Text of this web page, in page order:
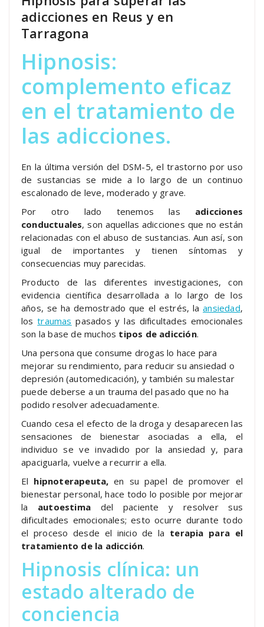
adicciones en Reus y en
Tarragona
Hipnosis:
complemento eficaz
en el tratamiento de
las adicciones.
En la última versión del DSM-5, el trastorno por uso
de sustancias se mide a lo largo de un continuo
escalonado de leve, moderado y grave.
Por otro lado tenemos las adicciones
conductuales, son aquellas adicciones que no están
relacionadas con el abuso de sustancias. Aun así, son
igual de importantes y tienen síntomas y
consecuencias muy parecidas.
Producto de las diferentes investigaciones, con
evidencia científica desarrollada a lo largo de los
años, se ha demostrado que el estrés, laansiedad,
lostraumas pasados y las dificultades emocionales
son la base de muchos tipos de adicción.
Una persona que consume drogas lo hace para
mejorar su rendimiento, para reducir su ansiedad o
depresión (automedicación), y también su malestar
puede deberse a un trauma del pasado que no ha
podido resolver adecuadamente.
Cuando cesa el efecto de la droga y desaparecen las
sensaciones de bienestar asociadas a ella, el
individuo se ve invadido por la ansiedad y, para
apaciguarla, vuelve a recurrir a ella.
El hipnoterapeuta, en su papel de promover el
bienestar personal, hace todo lo posible por mejorar
la autoestima del paciente y resolver sus
dificultades emocionales; esto ocurre durante todo
el proceso desde el inicio de la terapia para el
tratamiento de la adicción.
Hipnosis clínica: un
estado alterado de
conciencia